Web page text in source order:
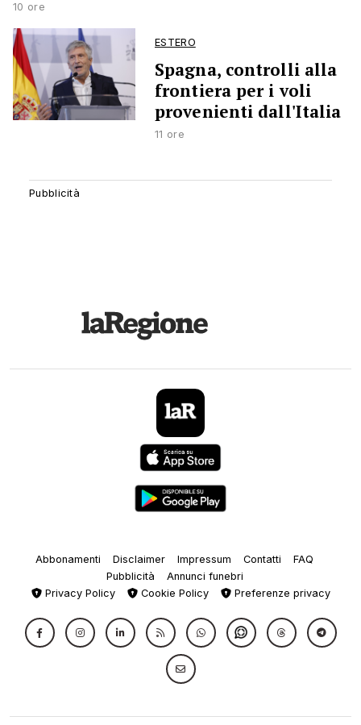
10 ore
ESTERO
Spagna, controlli alla
frontiera per i voli
provenienti dall'Italia
11 ore
Abbonamenti Disclaimer Impressum Contatti
FAQ
Pubblicità
Annunci funebri
Privacy Policy
Cookie Policy Preferenze privacy